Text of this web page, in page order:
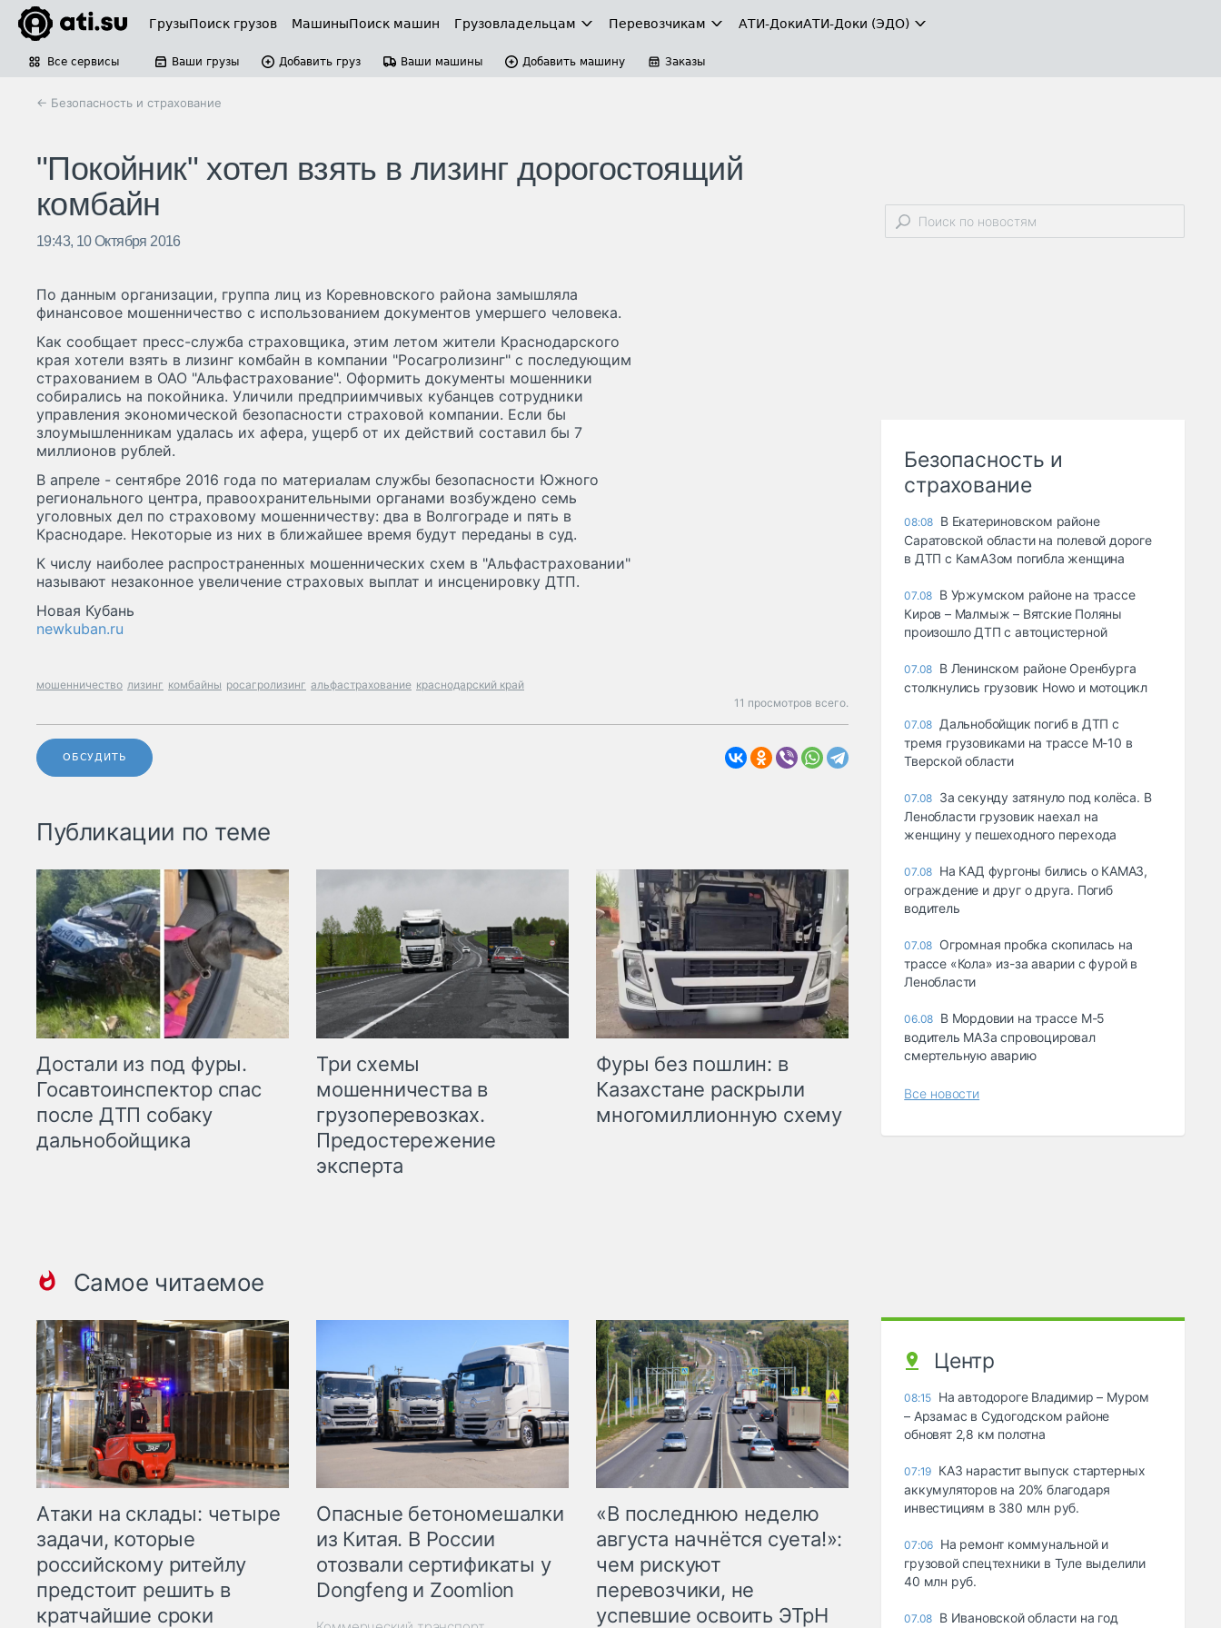
ГрузыПоиск грузов МашиныПоиск машин Грузовладельцам Перевозчикам АТИ-ДокиАТИ-Доки (ЭДО)
Все сервисы Ваши грузы Добавить груз Ваши машины Добавить машину Заказы
← Безопасность и страхование
"Покойник" хотел взять в лизинг дорогостоящий
комбайн
19:43, 10 Октября 2016
По данным организации, группа лиц из Коревновского района замышляла
финансовое мошенничество с использованием документов умершего человека.
Как сообщает пресс-служба страховщика, этим летом жители Краснодарского
края хотели взять в лизинг комбайн в компании "Росагролизинг" с последующим
страхованием в ОАО "Альфастрахование". Оформить документы мошенники
собирались на покойника. Уличили предприимчивых кубанцев сотрудники
управления экономической безопасности страховой компании. Если бы
злоумышленникам удалась их афера, ущерб от их действий составил бы 7
миллионов рублей.
В апреле - сентябре 2016 года по материалам службы безопасности Южного
регионального центра, правоохранительными органами возбуждено семь
уголовных дел по страховому мошенничеству: два в Волгограде и пять в
Краснодаре. Некоторые из них в ближайшее время будут переданы в суд.
К числу наиболее распространенных мошеннических схем в "Альфастраховании"
называют незаконное увеличение страховых выплат и инсценировку ДТП.
Новая Кубань
newkuban.ru
мошенничество лизинг комбайны росагролизинг альфастрахование краснодарский край
11 просмотров всего.
ОБСУДИТЬ
Публикации по теме
Достали из под фуры.
Госавтоинспектор спас
после ДТП собаку
дальнобойщика
Три схемы
мошенничества в
грузоперевозках.
Предостережение
эксперта
Фуры без пошлин: в
Казахстане раскрыли
многомиллионную схему
Самое читаемое
Атаки на склады: четыре
задачи, которые
российскому ритейлу
предстоит решить в
кратчайшие сроки
Опасные бетономешалки
из Китая. В России
отозвали сертификаты у
Dongfeng и Zoomlion
«В последнюю неделю
августа начнётся суета!»:
чем рискуют
перевозчики, не
успевшие освоить ЭТрН
Безопасность и
страхование
08:08 В Екатериновском районе
Саратовской области на полевой дороге
в ДТП с КамАЗом погибла женщина
07.08 В Уржумском районе на трассе
Киров – Малмыж – Вятские Поляны
произошло ДТП с автоцистерной
07.08 В Ленинском районе Оренбурга
столкнулись грузовик Howo и мотоцикл
07.08 Дальнобойщик погиб в ДТП с
тремя грузовиками на трассе М-10 в
Тверской области
07.08 За секунду затянуло под колёса. В
Ленобласти грузовик наехал на
женщину у пешеходного перехода
07.08 На КАД фургоны бились о КАМАЗ,
ограждение и друг о друга. Погиб
водитель
07.08 Огромная пробка скопилась на
трассе «Кола» из-за аварии с фурой в
Ленобласти
06.08 В Мордовии на трассе М-5
водитель МАЗа спровоцировал
смертельную аварию
Все новости
Центр
08:15 На автодороге Владимир – Муром
– Арзамас в Судогодском районе
обновят 2,8 км полотна
07:19 КАЗ нарастит выпуск стартерных
аккумуляторов на 20% благодаря
инвестициям в 380 млн руб.
07:06 На ремонт коммунальной и
грузовой спецтехники в Туле выделили
40 млн руб.
07.08 В Ивановской области на год